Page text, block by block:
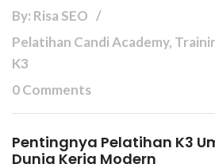
By: Risa SEO
Pelatihan Candi Academy,
K3
0 Comments
Pentingnya Pelatihan K3
Dunia Kerja Modern